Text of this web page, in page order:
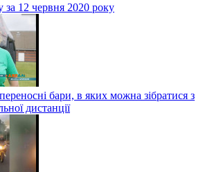
за 12 червня 2020 року
бари, в яких можна зібратися з
дистанції